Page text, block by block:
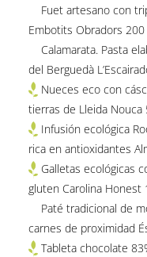
Fuet artesano con
Embotits Obradors 200
Calamarata. Pasta
del Berguedà
Nueces eco con
tierras de Lleida Nouca
Infusión ecológica
rica en antioxidantes
Galletas ecológicas
gluten Carolina Honest
Paté tradicional de
carnes de proximidad
Tableta chocolate